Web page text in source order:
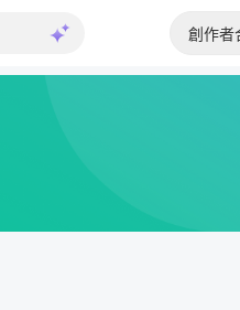
創作者